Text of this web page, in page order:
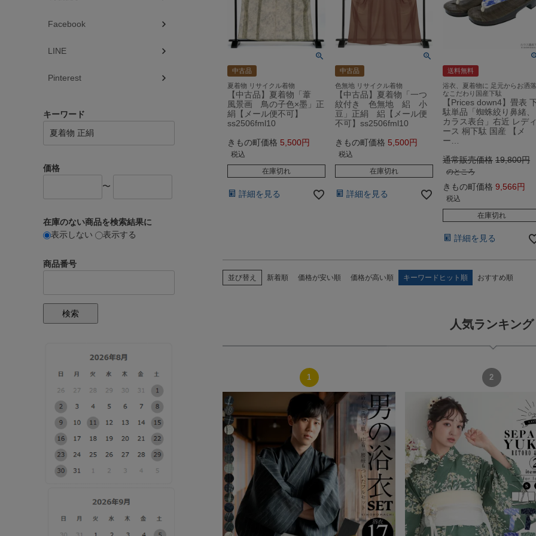
中古品
夏着物 リサイクル着物
【中古品】夏着物「葦
風景画 鳥の子色×墨」正
絹【メール便不可】
ss2506fml10
きもの町価格 5,500
税込
在庫切れ
詳細を見る
中古品
色無地 リサイクル着物
【中古品】夏着物「一つ
紋付き 色無地 絽 小
豆」正絹 絽【メール便
不可】ss2506fml10
きもの町価格 5,500
税込
在庫切れ
詳細を見る
送料無料
浴衣、夏着物に 足元からお洒落
なこだわり国産下駄
【Prices down4】畳表
駄単品「蜘蛛絞り鼻緒、
カラス表台」右近 レディ
ース 桐下駄 国産 【メ
ー…
通常販売価格 19,800
のところ
きもの町価格 9,566
税込
在庫切れ
詳細を見る
並び替え 新着順 価格が安い順 価格が高い順 キーワードヒット順 おすすめ順
人気ランキング
Facebook
LINE
Pinterest
キーワード
価格
〜
在庫のない商品を検索結果に
表示しない
表示する
商品番号
検索